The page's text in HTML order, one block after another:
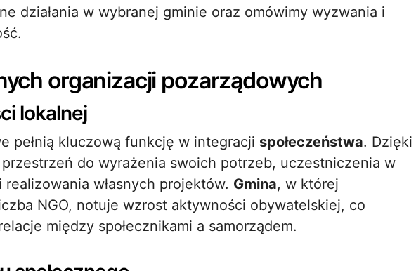
działania w wybranej gminie oraz omówimy wyzwania i
organizacji pozarządowych
lokalnej
pełnią kluczową funkcję w integracji społeczeństwa. Dzięki
do wyrażenia swoich potrzeb, uczestniczenia w
własnych projektów. Gmina, w której
NGO, notuje wzrost aktywności obywatelskiej, co
między społecznikami a samorządem.